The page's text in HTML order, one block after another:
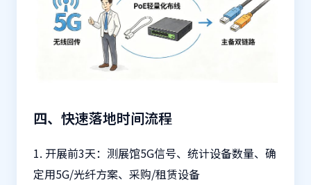
四、快速落地时间流程
1. 开展前3天：测展馆5G信号、统计设备数量、确
定用5G/光纤方案、采购/租赁设备